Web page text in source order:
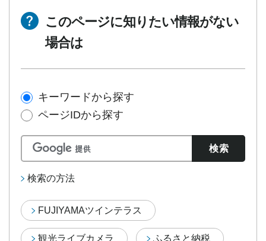
このページに知りたい情報がない
場合は
キーワードから探す
ページIDから探す
検索の方法
FUJIYAMAツインテラス
観光ライブカメラ ふるさと納税